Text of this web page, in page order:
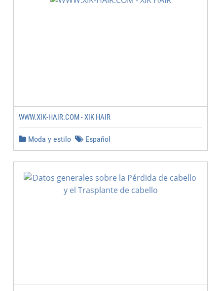
WWW.XIK-HAIR.COM - XIK HAIR
Moda y estilo Español